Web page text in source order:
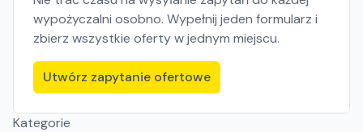
wypożyczalni osobno. Wypełnij jeden formularz i
zbierz wszystkie oferty w jednym miejscu.
Utwórz zapytanie ofertowe
Kategorie